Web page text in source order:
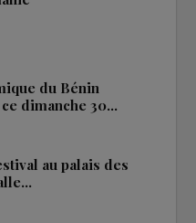
du Bénin
dimanche 30…
au palais des